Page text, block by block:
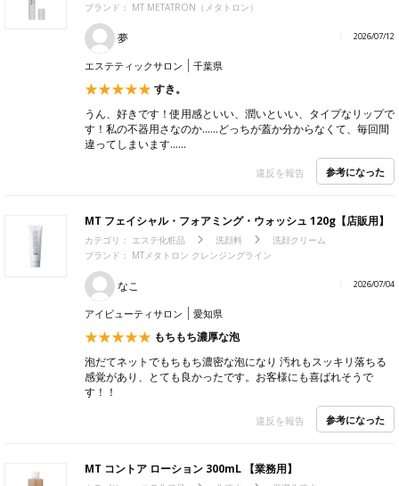
ブランド： MT METATRON（メタトロン）
夢 2026/07/12
エステティックサロン 千葉県
すき。
うん、好きです！使用感といい、潤いといい、タイプなリップで
す！私の不器用さなのか……どっちが蓋か分からなくて、毎回間
違ってしまいます……
違反を報告 参考になった
MT フェイシャル・フォアミング・ウォッシュ 120g【店販用】
カテゴリ： エステ化粧品 洗顔料
洗顔クリーム
ブランド： MTメタトロン クレンジングライン
なこ 2026/07/04
アイビューティサロン 愛知県
もちもち濃厚な泡
泡だてネットでもちもち濃密な泡になり 汚れもスッキリ落ちる
感覚があり、とても良かったです。お客様にも喜ばれそうで
す！！
違反を報告 参考になった
MT コントア ローション 300mL 【業務用】